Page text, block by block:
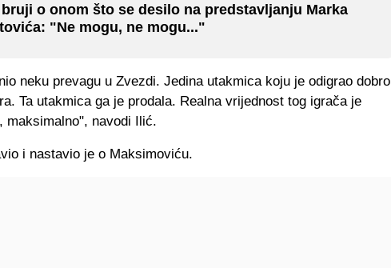
o onom što se desilo na predstavljanju Marka
"Ne mogu, ne mogu..."
neku prevagu u Zvezdi. Jedina utakmica koju je odigrao dobro
Ta utakmica ga je prodala. Realna vrijednost tog igrača je
maksimalno", navodi Ilić.
i nastavio je o Maksimoviću.